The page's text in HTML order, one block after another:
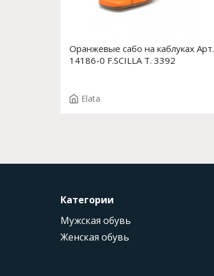
Оранжевые сабо на каблуках Арт.
14186-0 F.SCILLA T. 3392
Elata
Категории
Мужская обувь
Женская обувь